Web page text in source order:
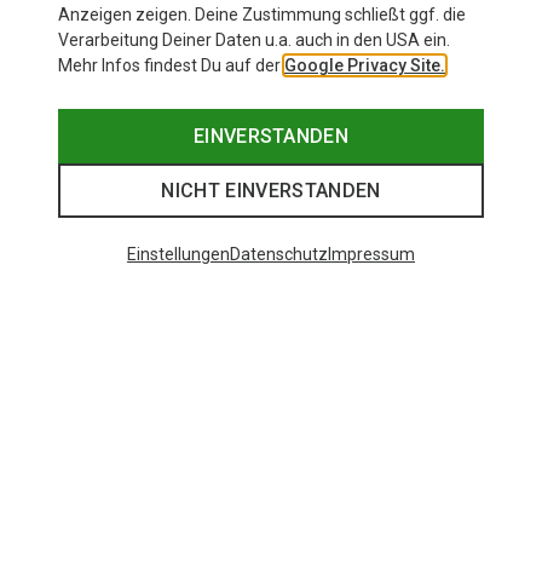
Anzeigen zeigen. Deine Zustimmung schließt ggf. die
Verarbeitung Deiner Daten u.a. auch in den USA ein.
Mehr Infos findest Du auf der Google Privacy Site.
EINVERSTANDEN
NICHT EINVERSTANDEN
EinstellungenDatenschutz Impressum